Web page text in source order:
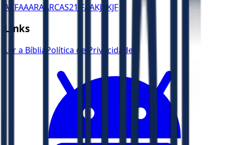
ACFAAARA ARCAS21 JFAAKJA KJF
Links
Ler a Bíblia Política de Privacidade